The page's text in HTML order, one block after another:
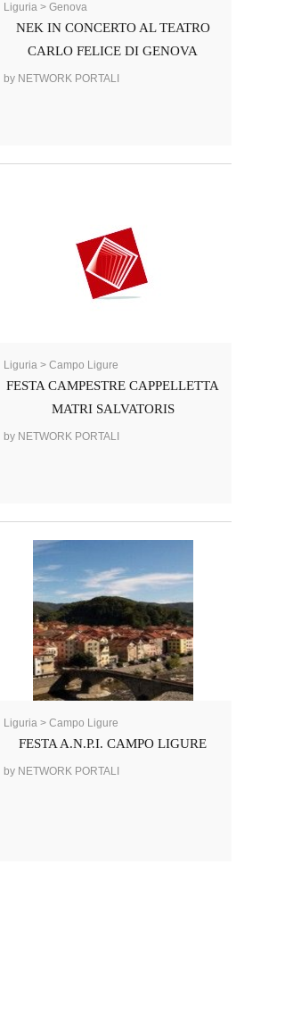
Liguria > Genova
NEK IN CONCERTO AL TEATRO
CARLO FELICE DI GENOVA
by NETWORK PORTALI
Liguria > Campo Ligure
FESTA CAMPESTRE CAPPELLETTA
MATRI SALVATORIS
by NETWORK PORTALI
Liguria > Campo Ligure
FESTA A.N.P.I. CAMPO LIGURE
by NETWORK PORTALI